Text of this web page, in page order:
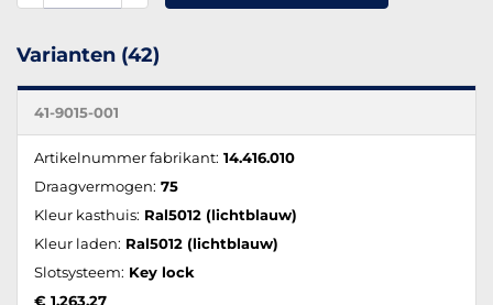
Varianten (42)
41-9015-001
Artikelnummer fabrikant: 14.416.010
Draagvermogen: 75
Kleur kasthuis: Ral5012 (lichtblauw)
Kleur laden: Ral5012 (lichtblauw)
Slotsysteem: Key lock
€ 1.263,27